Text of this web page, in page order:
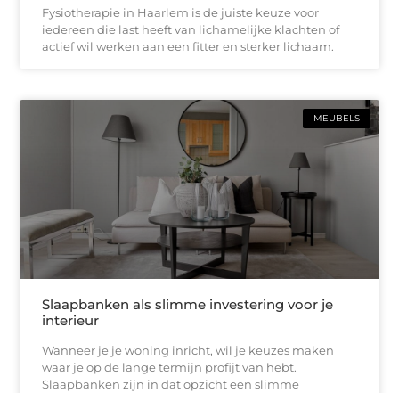
Fysiotherapie in Haarlem is de juiste keuze voor
iedereen die last heeft van lichamelijke klachten of
actief wil werken aan een fitter en sterker lichaam.
MEUBELS
Slaapbanken als slimme investering voor je
interieur
Wanneer je je woning inricht, wil je keuzes maken
waar je op de lange termijn profijt van hebt.
Slaapbanken zijn in dat opzicht een slimme